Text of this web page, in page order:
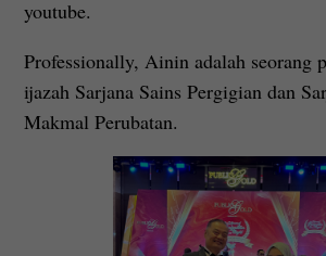
youtube.
Professionally, Ainin adalah seorang
ijazah Sarjana Sains Pergigian dan
Makmal Perubatan.